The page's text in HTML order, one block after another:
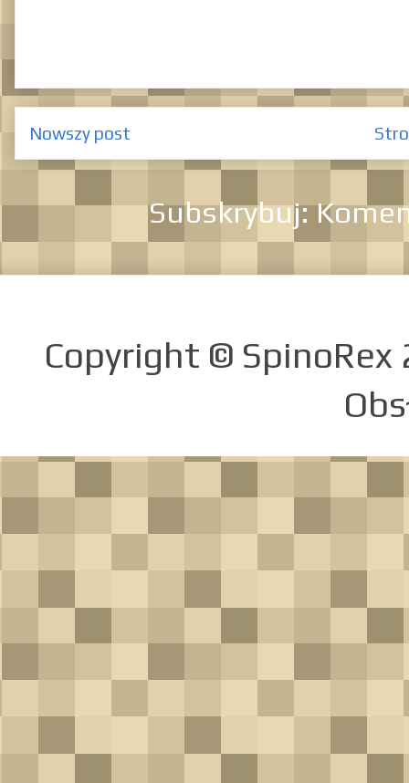
Nowszy post
Subskrybuj:
Copyright ©